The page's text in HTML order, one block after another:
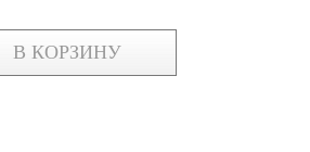
В КОРЗИНУ